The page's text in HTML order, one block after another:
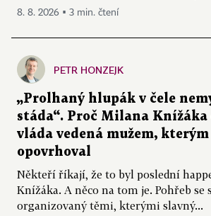
8. 8. 2026 ▪ 3 min. čtení
PETR HONZEJK
„Prolhaný hlupák v čele
stáda“. Proč Milana Knížáka
vláda vedená mužem,
opovrhoval
Někteří říkají, že to byl poslední
Knížáka. A něco na tom je. Pohřeb
organizovaný těmi, kterými slavný...